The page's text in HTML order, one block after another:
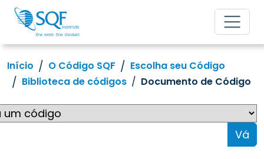
Início O Código SQF
Escolha seu Código
Biblioteca de códigos
Documento de Código
Vá